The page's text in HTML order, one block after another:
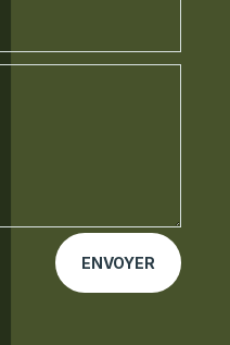
ENVOYER